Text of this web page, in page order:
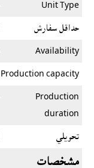
Unit Type
حداقل سفارش
Availability
Production capacity
Production
duration
تحویلي
مشخصات